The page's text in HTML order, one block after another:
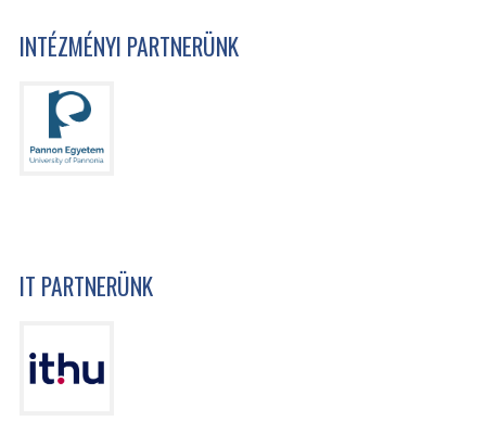
INTÉZMÉNYI PARTNERÜNK
IT PARTNERÜNK